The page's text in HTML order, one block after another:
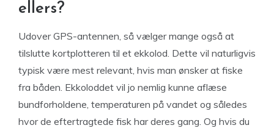
ellers?
Udover GPS-antennen, så vælger mange også at
tilslutte kortplotteren til et ekkolod. Dette vil naturligvis
typisk være mest relevant, hvis man ønsker at fiske
fra båden. Ekkoloddet vil jo nemlig kunne aflæse
bundforholdene, temperaturen på vandet og således
hvor de eftertragtede fisk har deres gang. Og hvis du